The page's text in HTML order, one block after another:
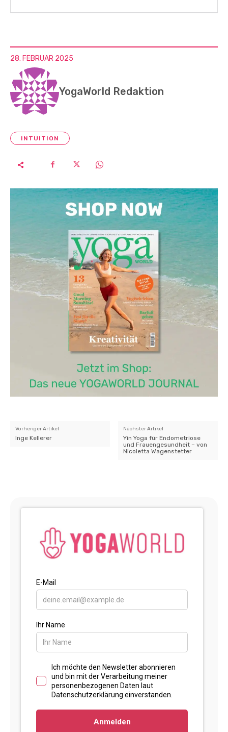
28. FEBRUAR 2025
YogaWorld Redaktion
INTUITION
Vorheriger Artikel
Inge Kellerer
Nächster Artikel
Yin Yoga für Endometriose
und Frauengesundheit – von
Nicoletta Wagenstetter